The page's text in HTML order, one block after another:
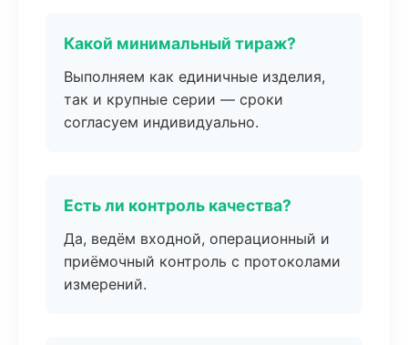
Какой минимальный тираж?
Выполняем как единичные изделия,
так и крупные серии — сроки
согласуем индивидуально.
Есть ли контроль качества?
Да, ведём входной, операционный и
приёмочный контроль с протоколами
измерений.